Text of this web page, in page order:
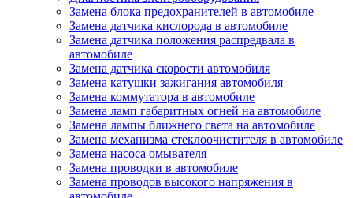
Замена блока предохранителей в автомобиле
Замена датчика кислорода в автомобиле
Замена датчика положения распредвала в
автомобиле
Замена датчика скорости автомобиля
Замена катушки зажигания автомобиля
Замена коммутатора в автомобиле
Замена ламп габаритных огней на автомобиле
Замена лампы ближнего света на автомобиле
Замена механизма стеклоочистителя в автомобиле
Замена насоса омывателя
Замена проводки в автомобиле
Замена проводов высокого напряжения в